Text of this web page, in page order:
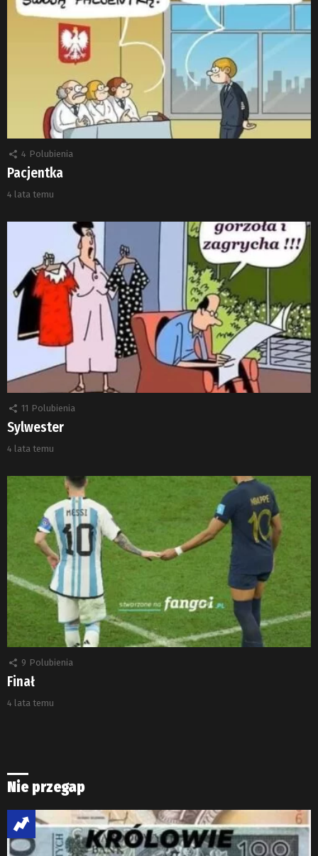
4 Polubienia
Pacjentka
4 lata temu
11 Polubienia
Sylwester
4 lata temu
9 Polubienia
Finał
4 lata temu
Nie przegap